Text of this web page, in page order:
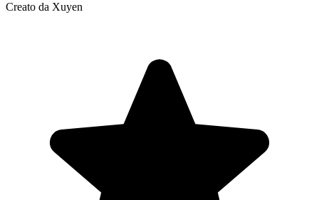
Creato da Xuyen